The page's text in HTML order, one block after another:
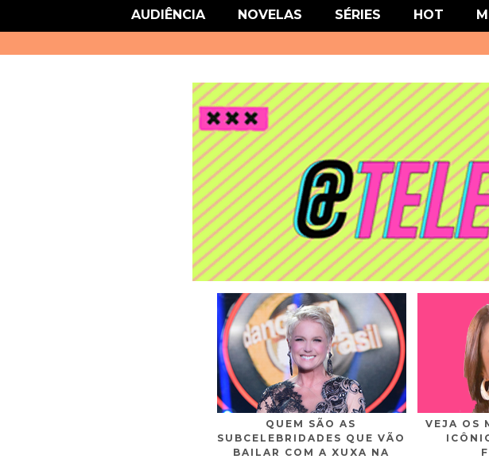
link href='http://fonts.googleapis.com/css?family=Roboto' rel='stylesheet' type='text/css'/>
QUEM SÃO AS
SUBCELEBRIDADES QUE VÃO
BAILAR COM A XUXA NA
VEJA OS
AUDIÊNCIA NOVELAS SÉRIES HOT